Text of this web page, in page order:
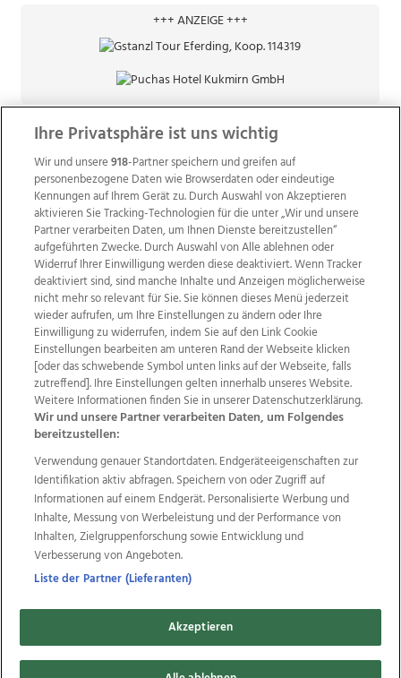
+++ ANZEIGE +++
Wir über uns Mediadaten Kontakt
Jobs
Datenschutz
Impressum
AGB Anzeigekunden
AGB Website
Ehrenkodex Politische Werbung
Weitere Angebote des Medienhauses Wimmer
TV1 di-mog-i.at OÖNow
Ischler Woche
Life Radio
OÖNachrichten
OÖN Immobilien
OÖN Karriere
OÖN Reise
Promenaden Galerien
Regionaljobs
wasistlos.at wirtrauern.at
Copyrights © 2026 Tips Zeitungs GmbH & Co KG
developed by
Ihre Privatsphäre ist uns wichtig
Wir und unsere918-Partner speichern und greifen auf
personenbezogene Daten wie Browserdaten oder eindeutige
Kennungen auf Ihrem Gerät zu. Durch Auswahl von Akzeptieren
aktivieren Sie Tracking-Technologien für die unter „Wir und unsere
Partner verarbeiten Daten, um Ihnen Dienste bereitzustellen“
aufgeführten Zwecke. Durch Auswahl von Alle ablehnen oder
Widerruf Ihrer Einwilligung werden diese deaktiviert. Wenn Tracker
deaktiviert sind, sind manche Inhalte und Anzeigen möglicherweise
nicht mehr so relevant für Sie. Sie können dieses Menü jederzeit
wieder aufrufen, um Ihre Einstellungen zu ändern oder Ihre
Einwilligung zu widerrufen, indem Sie auf den Link Cookie
Einstellungen bearbeiten am unteren Rand der Webseite klicken
[oder das schwebende Symbol unten links auf der Webseite, falls
zutreffend]. Ihre Einstellungen gelten innerhalb unseres Website.
Weitere Informationen finden Sie in unserer Datenschutzerklärung.
Wir und unsere Partner verarbeiten Daten, um Folgendes
bereitzustellen:
Verwendung genauer Standortdaten. Endgeräteeigenschaften zur
Identifikation aktiv abfragen. Speichern von oder Zugriff auf
Informationen auf einem Endgerät. Personalisierte Werbung und
Inhalte, Messung von Werbeleistung und der Performance von
Inhalten, Zielgruppenforschung sowie Entwicklung und
Verbesserung von Angeboten.
Liste der Partner (Lieferanten)
Akzeptieren